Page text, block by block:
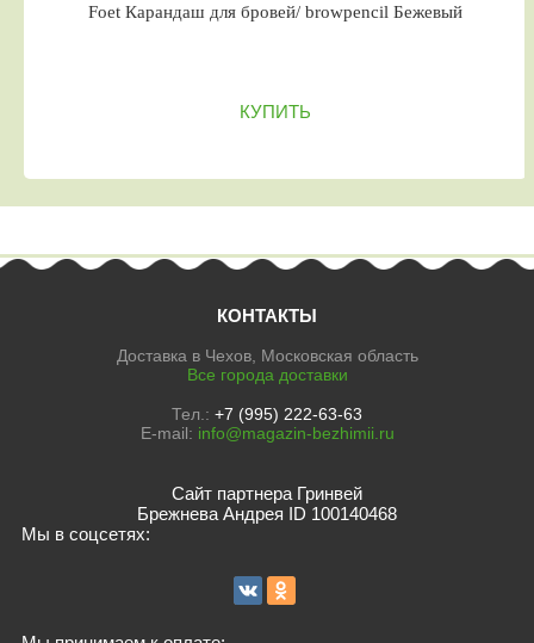
Foet Карандаш для бровей/ browpencil Бежевый
КУПИТЬ
КОНТАКТЫ
Доставка в Чехов, Московская область
Все города доставки
Тел.: +7 (995) 222-63-63
E-mail: info@magazin-bezhimii.ru
Сайт партнера Гринвей
Брежнева Андрея ID 100140468
Мы в соцсетях: